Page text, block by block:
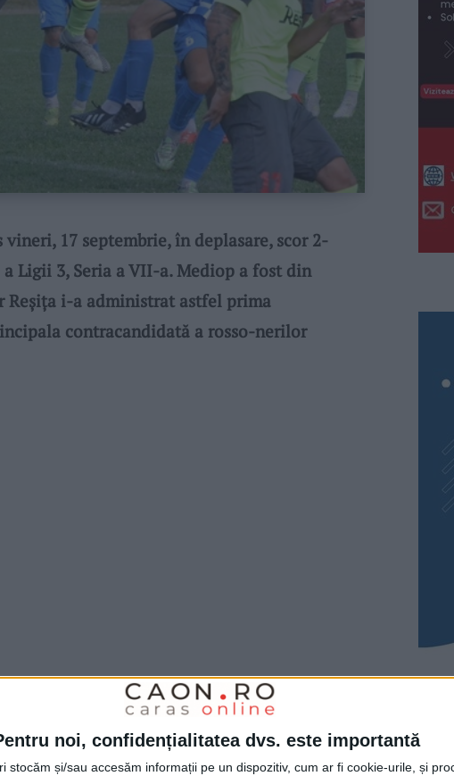
noi, confidențialitatea dvs. este importantă
stocăm și/sau accesăm informații pe un dispozitiv, cum ar fi cookie-urile, și
vineri, 17 septembrie, în deplasare, scor 2-
a Ligii 3, Seria a VII-a. Mediop a fost din
Reșița i-a administrat astfel prima
contracandidată a rosso-nerilor
de
, Deva nu primise niciun gol.
devine lider în clasament, cu maximum de